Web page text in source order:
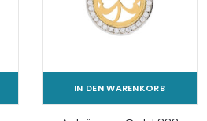
IN DEN WARENKORB